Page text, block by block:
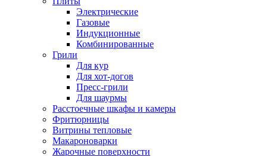
Электрические
Газовые
Индукционные
Комбинированные
Грили
Для кур
Для хот-догов
Пресс-грили
Для шаурмы
Расстоечные шкафы и камеры
Фритюрницы
Витрины тепловые
Макароноварки
Жарочные поверхности